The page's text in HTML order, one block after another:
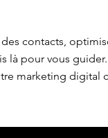
contacts,
là pour vous
marketing digital